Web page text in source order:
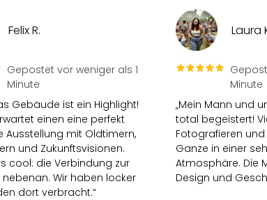
Felix R.
Gepostet vor weniger als 1
Minute
Gebäude ist ein Highlight!
einen eine perfekt
Ausstellung mit Oldtimern,
und Zukunftsvisionen.
cool: die Verbindung zur
nebenan. Wir haben locker
dort verbracht.“
Laura
Minute
„Mein Mann und
total begeistert!
Fotografieren
Ganze in einer
Atmosphäre. Die
Design und